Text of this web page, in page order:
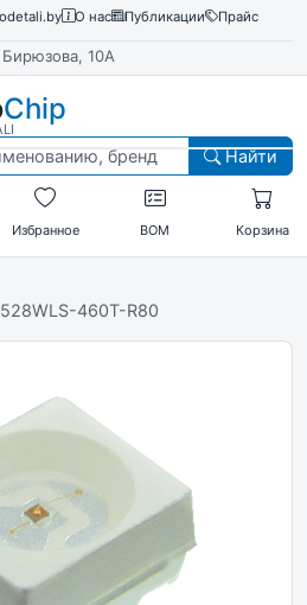
О нас Публикации
Прайс
10А
Chip
Найти
Избранное BOM Корзина
460T-R80